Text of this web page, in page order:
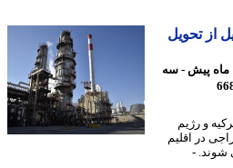
تحویل
پیش - سه
رژیم
اقلیم
-